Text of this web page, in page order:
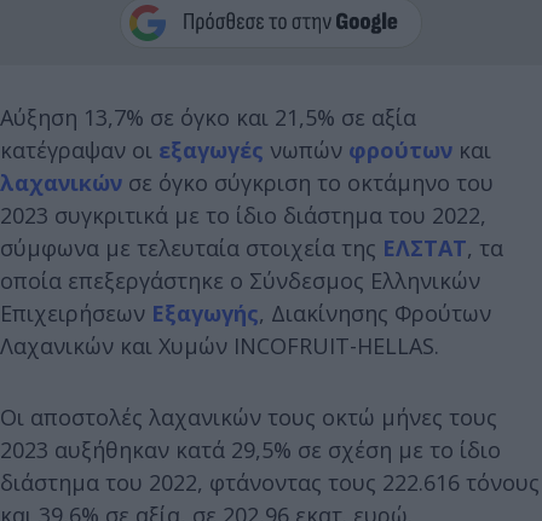
Αύξηση 13,7% σε όγκο και 21,5% σε αξία
κατέγραψαν οι εξαγωγές νωπών φρούτων και
λαχανικών σε όγκο σύγκριση το οκτάμηνο του
2023 συγκριτικά με το ίδιο διάστημα του 2022,
σύμφωνα με τελευταία στοιχεία της ΕΛΣΤΑΤ, τα
οποία επεξεργάστηκε ο Σύνδεσμος Ελληνικών
Επιχειρήσεων Εξαγωγής, Διακίνησης Φρούτων
Λαχανικών και Χυμών INCOFRUIT-HELLAS.
Οι αποστολές λαχανικών τους οκτώ μήνες τους
2023 αυξήθηκαν κατά 29,5% σε σχέση με το ίδιο
διάστημα του 2022, φτάνοντας τους 222.616 τόνους
και 39,6% σε αξία, σε 202,96 εκατ. ευρώ.